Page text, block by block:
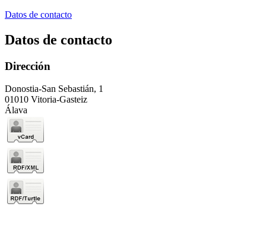
Datos de contacto
Datos de contacto
Dirección
Donostia-San Sebastián, 1
01010 Vitoria-Gasteiz
Álava